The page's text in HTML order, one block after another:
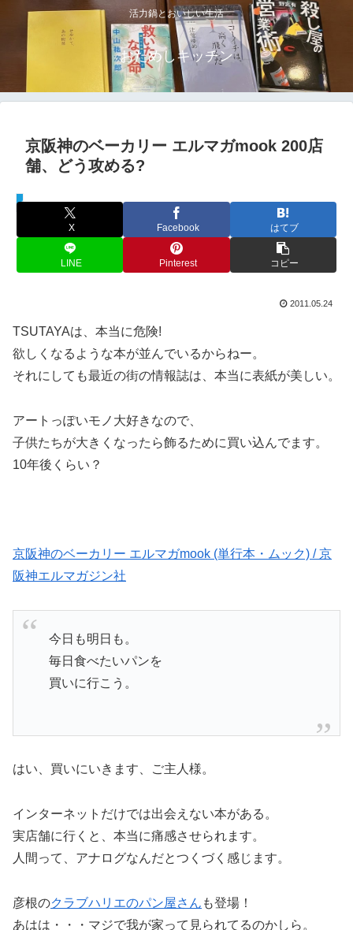
活力鍋とおいしい生活
おためしキッチン
京阪神のベーカリー エルマガmook 200店
舗、どう攻める?
パン屋さん
X Facebook はてブ
LINE Pinterest コピー
2011.05.24
TSUTAYAは、本当に危険!
欲しくなるような本が並んでいるからねー。
それにしても最近の街の情報誌は、本当に表紙が美しい。
アートっぽいモノ大好きなので、
子供たちが大きくなったら飾るために買い込んでます。
10年後くらい？
京阪神のベーカリー エルマガmook (単行本・ムック) / 京
阪神エルマガジン社
今日も明日も。
毎日食べたいパンを
買いに行こう。
はい、買いにいきます、ご主人様。
インターネットだけでは出会えない本がある。
実店舗に行くと、本当に痛感させられます。
人間って、アナログなんだとつくづく感じます。
彦根のクラブハリエのパン屋さん も登場！
あはは・・・マジで我が家って見られてるのかしら。